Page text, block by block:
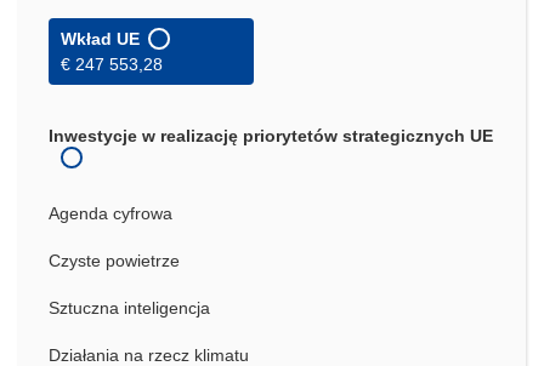
Wkład UE
€ 247 553,28
Inwestycje w realizację priorytetów strategicznych UE
Agenda cyfrowa
Czyste powietrze
Sztuczna inteligencja
Działania na rzecz klimatu